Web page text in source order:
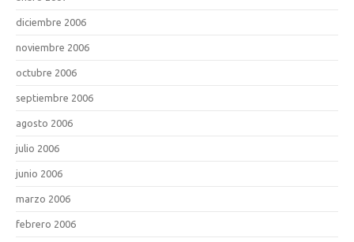
diciembre 2006
noviembre 2006
octubre 2006
septiembre 2006
agosto 2006
julio 2006
junio 2006
marzo 2006
febrero 2006